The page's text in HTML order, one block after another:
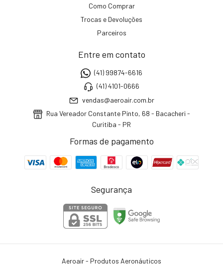
Como Comprar
Trocas e Devoluções
Parceiros
Entre em contato
(41) 99874-6616
(41) 4101-0666
vendas@aeroair.com.br
Rua Vereador Constante Pinto, 68 - Bacacheri -
Curitiba - PR
Formas de pagamento
Segurança
Aeroair - Produtos Aeronáuticos